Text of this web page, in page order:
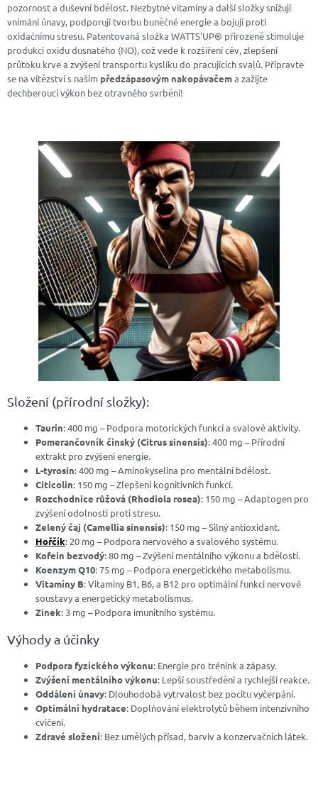
pozornost a duševní bdělost. Nezbytné vitamíny a další složky snižují
vnímání únavy, podporují tvorbu buněčné energie a bojují proti
oxidačnímu stresu. Patentovaná složka WATTS'UP® přirozeně stimuluje
produkci oxidu dusnatého (NO), což vede k rozšíření cév, zlepšení
průtoku krve a zvýšení transportu kyslíku do pracujících svalů. Připravte
se na vítězství s naším předzápasovým nakopávačema zažijte
dechberoucí výkon bez otravného svrbění!
Složení (přírodní složky):
Taurin: 400 mg – Podpora motorických funkcí a svalové aktivity.
Pomerančovník čínský (Citrus sinensis): 400 mg – Přírodní
extrakt pro zvýšení energie.
L-tyrosin: 400 mg – Aminokyselina pro mentální bdělost.
Citicolin: 150 mg – Zlepšení kognitivních funkcí.
Rozchodnice růžová (Rhodiola rosea): 150 mg – Adaptogen pro
zvýšení odolnosti proti stresu.
Zelený čaj (Camellia sinensis): 150 mg – Silný antioxidant.
Hořčík: 20 mg – Podpora nervového a svalového systému.
Kofein bezvodý: 80 mg – Zvýšení mentálního výkonu a bdělosti.
Koenzym Q10: 75 mg – Podpora energetického metabolismu.
Vitamíny B: Vitaminy B1, B6, a B12 pro optimální funkci nervové
soustavy a energetický metabolismus.
Zinek: 3 mg – Podpora imunitního systému.
Výhody a účinky
Podpora fyzického výkonu: Energie pro trénink a zápasy.
Zvýšení mentálního výkonu: Lepší soustředění a rychlejší reakce.
Oddálení únavy: Dlouhodobá vytrvalost bez pocitu vyčerpání.
Optimální hydratace: Doplňování elektrolytů během intenzivního
cvičení.
Zdravé složení: Bez umělých přísad, barviv a konzervačních látek.